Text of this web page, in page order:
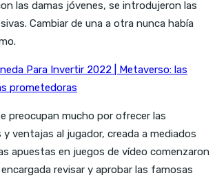
las damas jóvenes, se introdujeron las
Cambiar de una a otra nunca había
Para Invertir 2022 | Metaverso: las
prometedoras
preocupan mucho por ofrecer las
ventajas al jugador, creada a mediados
apuestas en juegos de vídeo comenzaron
revisar y aprobar las famosas